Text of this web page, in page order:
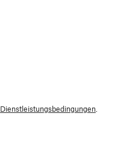
Dienstleistungsbedingungen